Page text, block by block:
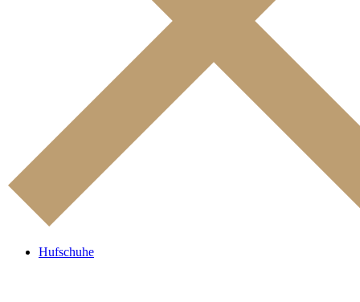
Hufschuhe